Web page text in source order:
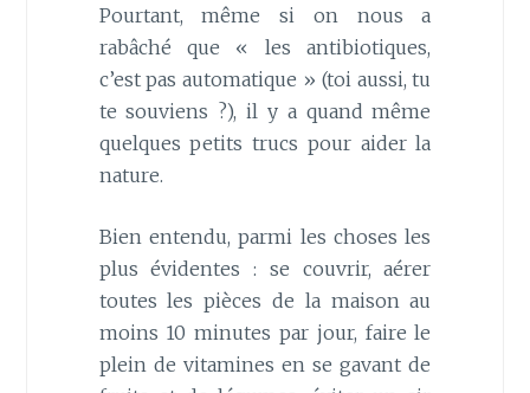
Pourtant, même si on nous a
rabâché que « les antibiotiques,
c’est pas automatique » (toi aussi, tu
te souviens ?), il y a quand même
quelques petits trucs pour aider la
nature.
Bien entendu, parmi les choses les
plus évidentes : se couvrir, aérer
toutes les pièces de la maison au
moins 10 minutes par jour, faire le
plein de vitamines en se gavant de